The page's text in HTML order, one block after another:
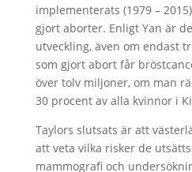
implementerats (1979 –
gjort aborter. Enligt Yan är
utveckling, även om endast
som gjort abort får
över tolv miljoner, om man
30 procent av alla kvinnor i
Taylors slutsats är att
att veta vilka risker de
mammografi och